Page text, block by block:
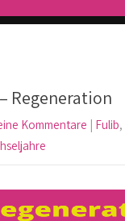
Regeneration
Kommentare | Fulib,